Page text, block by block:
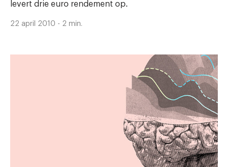
levert drie euro rendement op.
22 april 2010 - 2 min.